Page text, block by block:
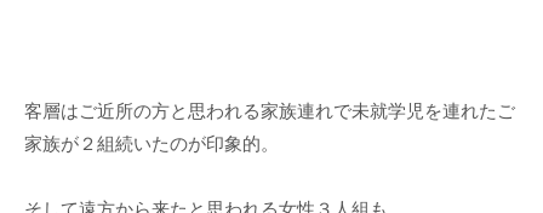
客層はご近所の方と思われる家族連れで未就学児を連れたご
家族が２組続いたのが印象的。